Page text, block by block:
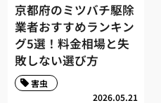
京都府のミツバチ駆除
業者おすすめランキン
グ5選！料金相場と失
敗しない選び方
2026.05.21
害虫